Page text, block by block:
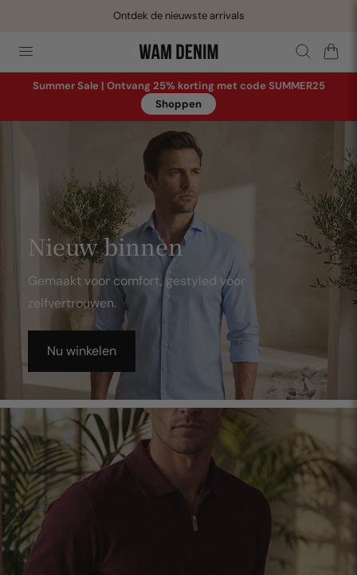
Ontdek de nieuwste arrivals
Summer Sale | Ontvang 25% korting met code SUMMER25
Shoppen
Nieuw binnen
Gemaakt voor comfort, gestyled voor
zelfvertrouwen.
Nu winkelen